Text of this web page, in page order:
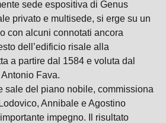
sede espositiva di Genus
privato e multisede, si erge su un
con alcuni connotati ancora
dell’edificio risale alla
a partire dal 1584 e voluta dal
Fava.
sale del piano nobile, commissiona
Annibale e Agostino
impegno. Il risultato